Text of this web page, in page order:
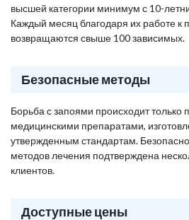
высшей категории минимум с 10-
Каждый месяц благодаря их работе к
возвращаются свыше 100 зависимых.
Безопасные методы
Борьба с запоями происходит только
медицинскими препаратами,
утвержденным стандартам.
методов лечения подтверждена
клиентов.
Доступные цены